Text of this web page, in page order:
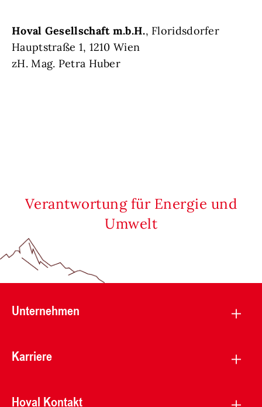
Hoval Gesellschaft m.b.H., Floridsdorfer
Hauptstraße 1, 1210 Wien
zH. Mag. Petra Huber
Verantwortung für Energie und
Umwelt
Unternehmen
Karriere
Hoval Kontakt